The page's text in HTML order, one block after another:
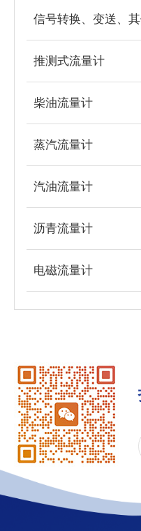
信号转换、变送、
推测式流量计
柴油流量计
蒸汽流量计
汽油流量计
沥青流量计
电磁流量计